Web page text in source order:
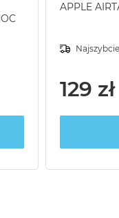
APPLE
129 zł